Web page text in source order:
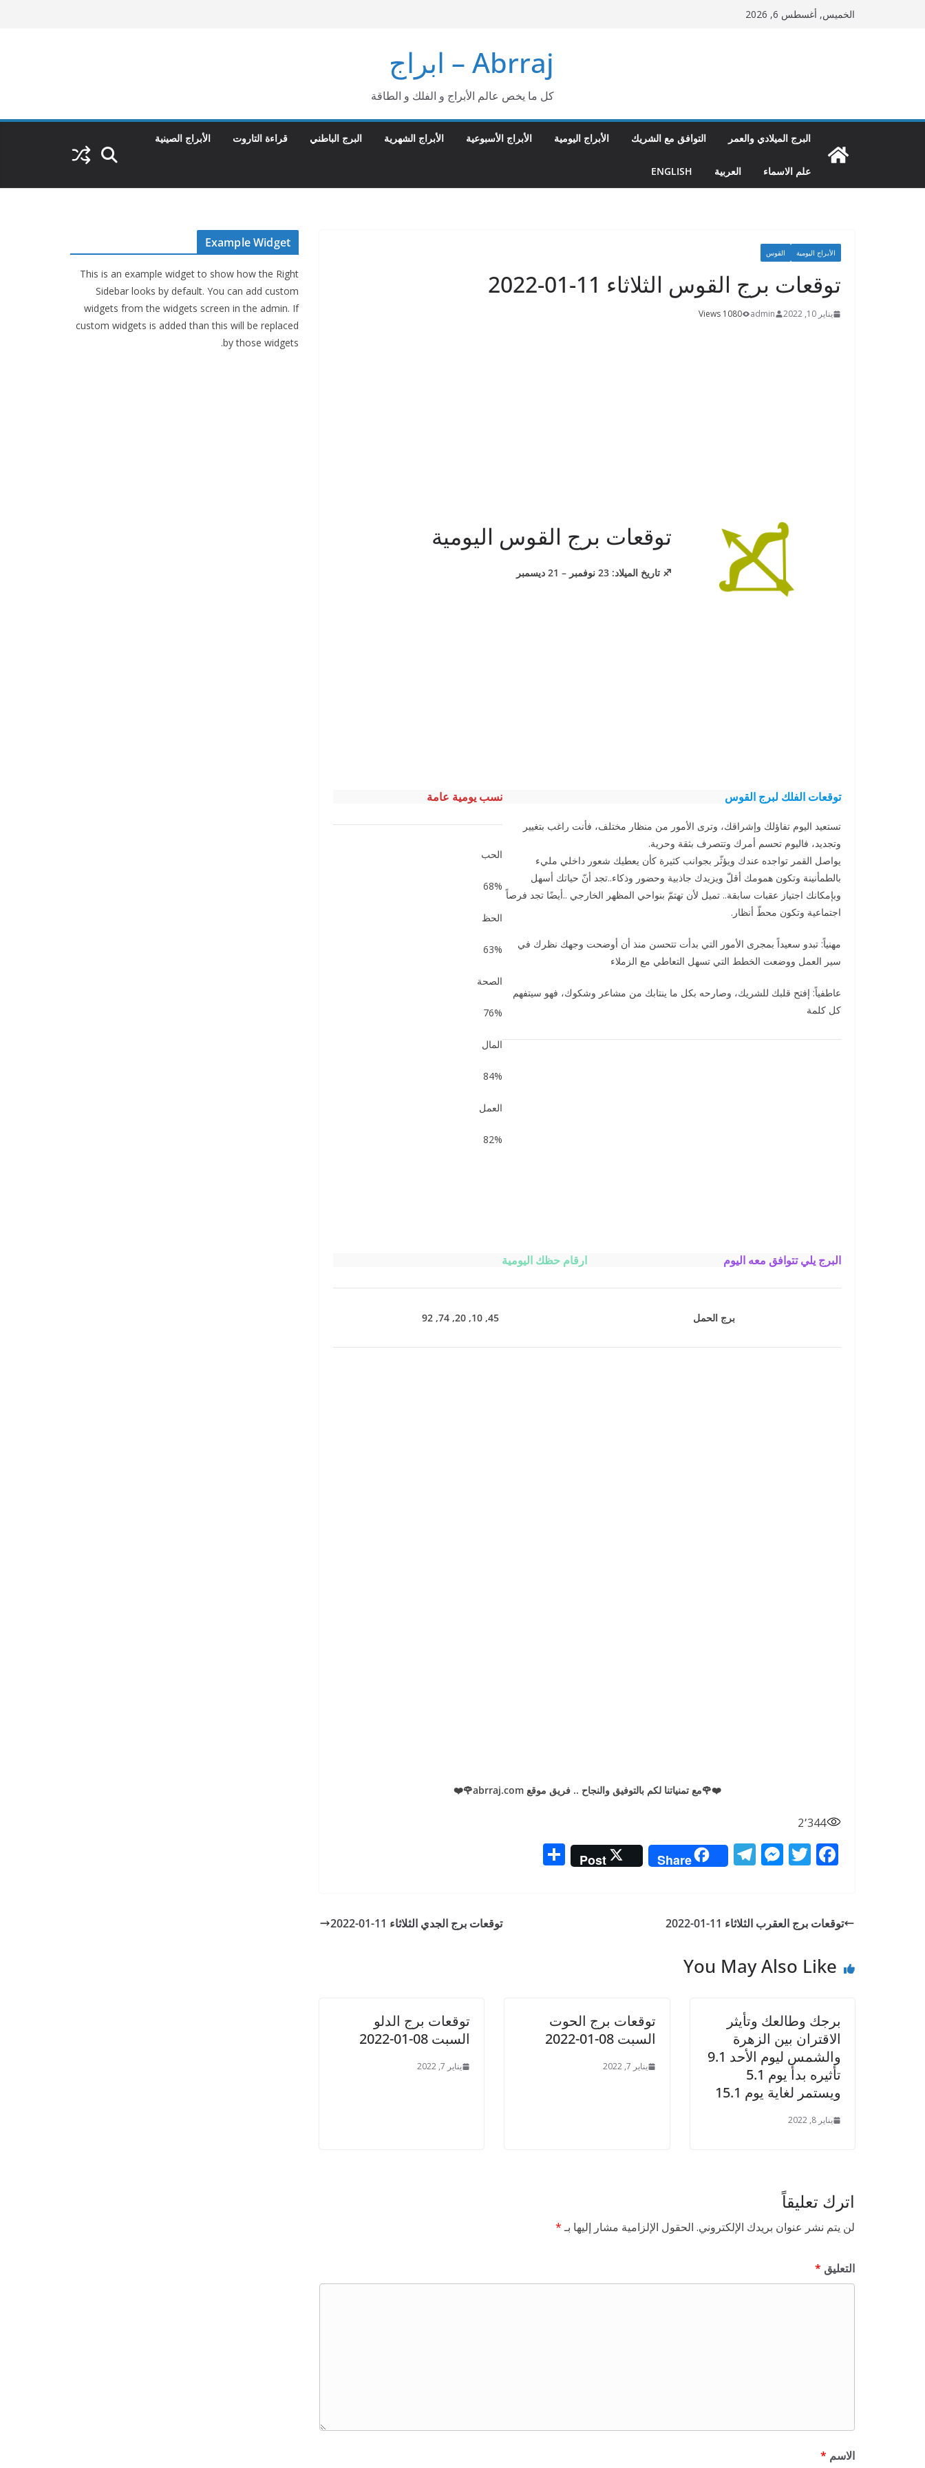
الخميس, أغسطس 6, 2026
Abrraj – ابراج
كل ما يخص عالم الأبراج و الفلك و الطاقة
البرج الميلادي والعمر التوافق مع الشريك الأبراج اليومية الأبراج الأسبوعية الأبراج الشهرية البرج الباطني قراءة التاروت الأبراج الصينية
علم الاسماء العربية ENGLISH
الأبراج اليومية القوس
توقعات برج القوس الثلاثاء 11-01-2022
يناير 10, 2022 admin
1080 Views
توقعات برج القوس اليومية
♐️ تاريخ الميلاد: 23 نوفمبر – 21 ديسمبر
توقعات الفلك لبرج القوس
تستعيد اليوم تفاؤلك وإشراقك، وترى الأمور من منظار مختلف، فأنت راغب بتغيير
وتجديد، فاليوم تحسم أمرك وتتصرف بثقة وحرية.
يواصل القمر تواجده عندك ويؤثّر بجوانب كثيرة كأن يعطيك شعور داخلي مليء
بالطمأنينة وتكون همومك أقلّ ويزيدك جاذبية وحضور وذكاء..تجد أنّ حياتك أسهل
وبإمكانك اجتياز عقبات سابقة.. تميل لأن تهتمّ بنواحي المظهر الخارجي ..أيضًا تجد فرصاً
اجتماعية وتكون محطّ أنظار.
مهنياً: تبدو سعيداً بمجرى الأمور التي بدأت تتحسن منذ أن أوضحت وجهك نظرك في
سير العمل ووضعت الخطط التي تسهل التعاطي مع الزملاء
عاطفياً: إفتح قلبك للشريك، وصارحه بكل ما ينتابك من مشاعر وشكوك، فهو سيتفهم
كل كلمة
نسب يومية عامة
الحب
68%
الحظ
63%
الصحة
76%
المال
84%
العمل
82%
البرج يلي تتوافق معه اليوم
برج الحمل
ارقام حظك اليومية
45, 10, 20, 74, 92
❤️🌹مع تمنياتنا لكم بالتوفيق والنجاح .. فريق موقع abrraj.com🌹❤️
2٬344
F
b
o
T
er
M
e
g
er
T
el
gr
m
Share
Post
توقعات برج العقرب الثلاثاء 11-01-2022 توقعات برج الجدي الثلاثاء 11-01-2022
You May Also Like
برجك وطالعك وتأيثر
الاقتران بين الزهرة
والشمس ليوم الأحد 9.1
تأثيره بدأ يوم 5.1
ويستمر لغاية يوم 15.1
يناير 8, 2022
توقعات برج الحوت
السبت 08-01-2022
يناير 7, 2022
توقعات برج الدلو
السبت 08-01-2022
يناير 7, 2022
اترك تعليقاً
لن يتم نشر عنوان بريدك الإلكتروني. الحقول الإلزامية مشار إليها بـ*
التعليق *
الاسم *
Example Widget
This is an example widget to show how the Right
Sidebar looks by default. You can add custom
widgets from the widgets screen in the admin. If
custom widgets is added than this will be replaced
by those widgets.